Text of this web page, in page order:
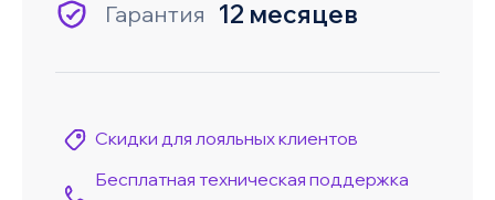
Гарантия 12 месяцев
Скидки для лояльных клиентов
Бесплатная техническая поддержка